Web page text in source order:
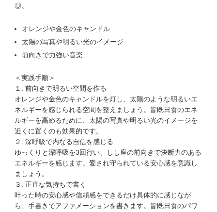
◎。
オレンジや金色のキャンドル
太陽の写真や明るい光のイメージ
前向きで力強い音楽
＜実践手順＞
１. 前向きで明るい空間を作る
オレンジや金色のキャンドルを灯し、太陽のような明るいエ
ネルギーを感じられる空間を整えましょう。皆既日食のエネ
ルギーを高めるために、太陽の写真や明るい光のイメージを
近くに置くのも効果的です。
２. 深呼吸で内なる自信を感じる
ゆっくりと深呼吸を3回行い、しし座の前向きで決断力のある
エネルギーを感じます。愛され守られている安心感を意識し
ましょう。
３. 正直な気持ちで書く
叶った時の安心感や信頼感をできるだけ具体的に感じなが
ら、手書きでアファメーションを書きます。皆既日食のパワ